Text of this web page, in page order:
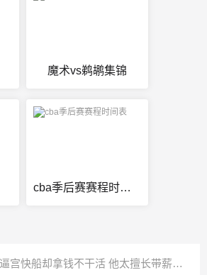
魔术vs鹈鹕集锦
cba季后赛赛程时间表
A·史密斯：伦纳德逼宫快船却拿钱不干活 他太擅长带薪休假了